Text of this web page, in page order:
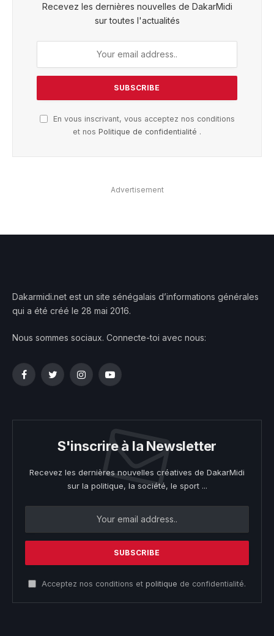
Recevez les dernières nouvelles de DakarMidi
sur toutes l'actualités
En vous inscrivant, vous acceptez nos conditions
et nos Politique de confidentialité .
Advertisement
Dakarmidi.net est un site sénégalais d’informations générales
qui a été créé le 28 mai 2016.
Nous sommes sociaux. Connecte-toi avec nous:
FacebookTwitterInstagramYouTube
S'inscrire à la Newsletter
Recevez les dernières nouvelles créatives de DakarMidi
sur la politique, la société, le sport ...
Acceptez nos conditions et politique de confidentialité.